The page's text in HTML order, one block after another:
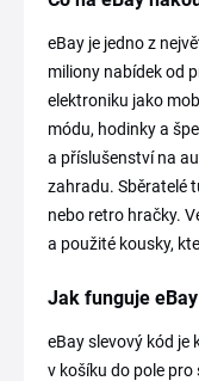
eBay je jedno z
miliony nabídek od
elektroniku jako
módu, hodinky a
a příslušenství na
zahradu. Sběratelé
nebo retro hračky.
a použité kousky,
Jak funguje
eBay slevový kód
v košíku do pole pro